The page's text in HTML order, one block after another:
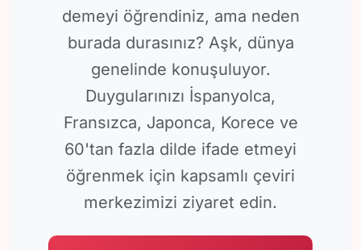
demeyi öğrendiniz, ama neden
burada durasınız? Aşk, dünya
genelinde konuşuluyor.
Duygularınızı İspanyolca,
Fransızca, Japonca, Korece ve
60'tan fazla dilde ifade etmeyi
öğrenmek için kapsamlı çeviri
merkezimizi ziyaret edin.